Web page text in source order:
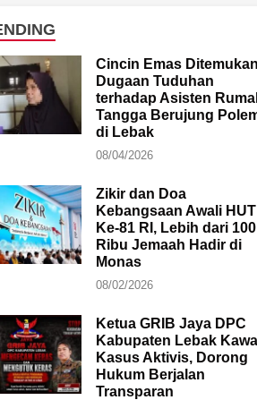
Cincin Emas
Dugaan Tuduhan
terhadap Asisten
Tangga Berujung
di Lebak
08/04/2026
Zikir dan Doa
Kebangsaan Awali HUT
Ke-81 RI, Lebih dari 100
Ribu Jemaah Hadir di
Monas
08/02/2026
Ketua GRIB Jaya DPC
Kabupaten Lebak Kawal
Kasus Aktivis, Dorong
Hukum Berjalan
Transparan